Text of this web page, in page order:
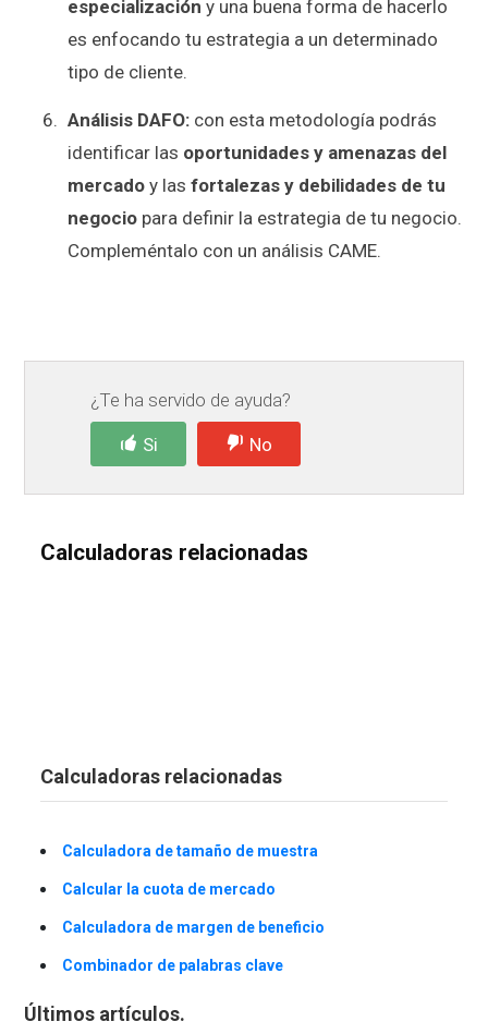
especialización y una buena forma de hacerlo
es enfocando tu estrategia a un determinado
tipo de cliente.
Análisis DAFO: con esta metodología podrás
identificar las oportunidades y amenazas del
mercado y las fortalezas y debilidades de tu
negocio para definir la estrategia de tu negocio.
Compleméntalo con un análisis CAME.
¿Te ha servido de ayuda?
Si No
Calculadoras relacionadas
Calculadoras relacionadas
Calculadora de tamaño de muestra
Calcular la cuota de mercado
Calculadora de margen de beneficio
Combinador de palabras clave
Últimos artículos.